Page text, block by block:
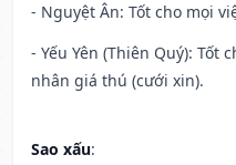
- Nguyệt Ân: Tốt cho mọi
- Yếu Yên (Thiên Quý): Tốt
nhân giá thú (cưới xin).
Sao xấu: